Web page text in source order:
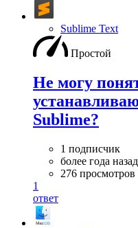
Sublime Text
Простой
Не могу
Sublime?
1 подписчик
более года назад
276 просмотров
1
ответ